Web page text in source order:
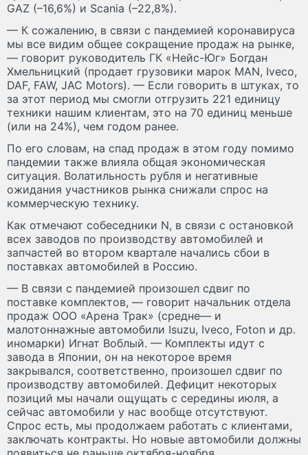
GAZ (–16,6%) и Scania (–22,8%).
— К сожалению, в связи с пандемией коронавируса
мы все видим общее сокращение продаж на рынке,
— говорит руководитель ГК «Нейс-Юг» Богдан
Хмельницкий (продает грузовики марок MAN, Iveco,
DAF, FAW, JAC Motors). — Если говорить в штуках, то
за этот период мы смогли отгрузить 221 единицу
техники нашим клиентам, это на 70 единиц меньше
(или на 24%), чем годом ранее.
По его словам, на спад продаж в этом году помимо
пандемии также влияла общая экономическая
ситуация. Волатильность рубля и негативные
ожидания участников рынка снижали спрос на
коммерческую технику.
Как отмечают собеседники N, в связи с остановкой
всех заводов по производству автомобилей и
запчастей во втором квартале начались сбои в
поставках автомобилей в Россию.
— В связи с пандемией произошел сдвиг по
поставке комплектов, — говорит начальник отдела
продаж ООО «Арена Трак» (средне— и
малотоннажные автомобили Isuzu, Iveco, Foton и др.
иномарки) Игнат Воблый. — Комплекты идут с
завода в Японии, он на некоторое время
закрывался, соответственно, произошел сдвиг по
производству автомобилей. Дефицит некоторых
позиций мы начали ощущать с середины июля, а
сейчас автомобили у нас вообще отсутствуют.
Спрос есть, мы продолжаем работать с клиентами,
заключать контракты. Но новые автомобили должны